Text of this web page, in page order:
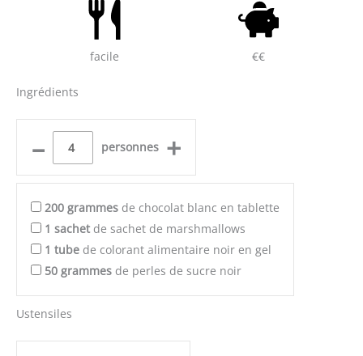
facile €€
Ingrédients
– personnes +
200 grammes de chocolat blanc en tablette
1 sachet de sachet de marshmallows
1 tube de colorant alimentaire noir en gel
50 grammes de perles de sucre noir
Ustensiles